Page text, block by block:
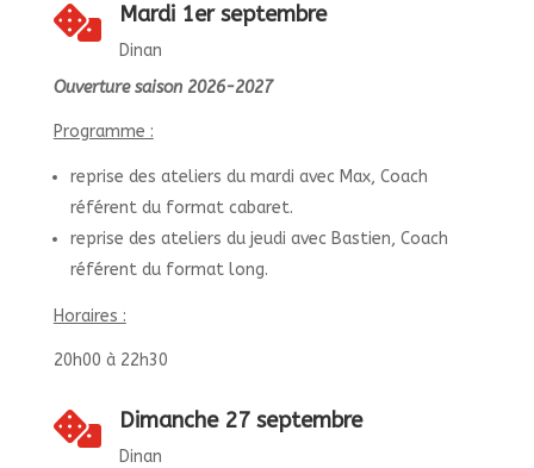
 Mardi 1er septembre
Dinan
Ouverture saison 2026-2027
Programme :
reprise des ateliers du mardi avec Max, Coach
référent du format cabaret.
reprise des ateliers du jeudi avec Bastien, Coach
référent du format long.
Horaires :
20h00 à 22h30
 Dimanche 27 septembre
Dinan